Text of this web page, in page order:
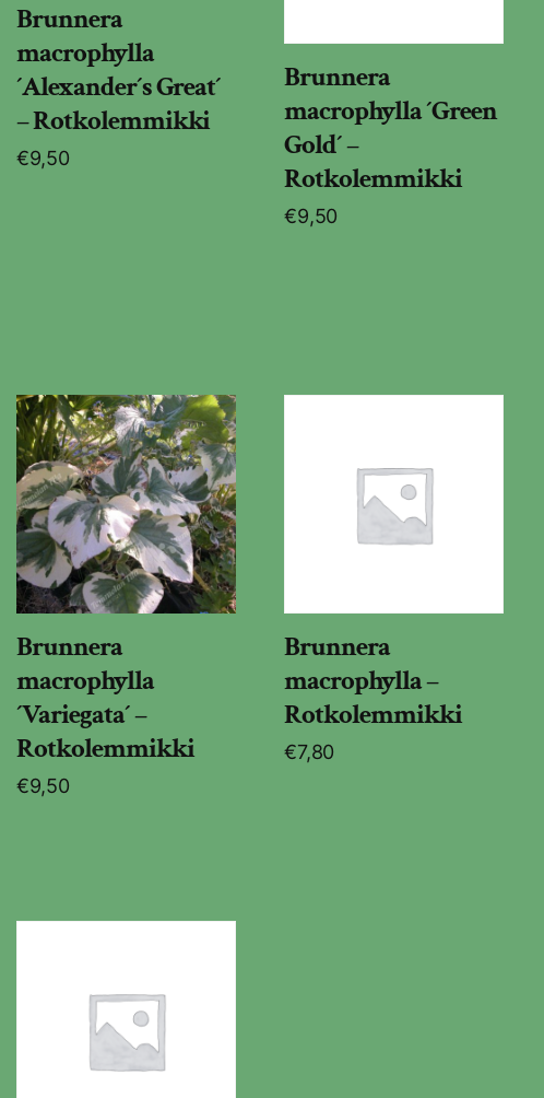
Brunnera
macrophylla
´Alexander´s Great´
– Rotkolemmikki
€9,50
Brunnera
macrophylla ´Green
Gold´ –
Rotkolemmikki
€9,50
Brunnera
macrophylla
´Variegata´ –
Rotkolemmikki
€9,50
Brunnera
macrophylla –
Rotkolemmikki
€7,80